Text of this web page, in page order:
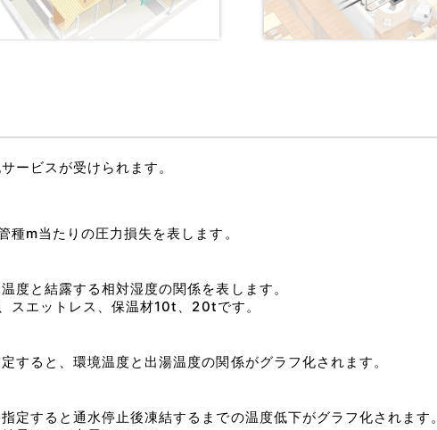
ービスが受けられます。
m当たりの圧力損失を表します。
度と結露する相対湿度の関係を表します。
スエットレス、保温材10t、20tです。
すると、環境温度と出湯温度の関係がグラフ化されます。
定すると通水停止後凍結するまでの温度低下がグラフ化されます